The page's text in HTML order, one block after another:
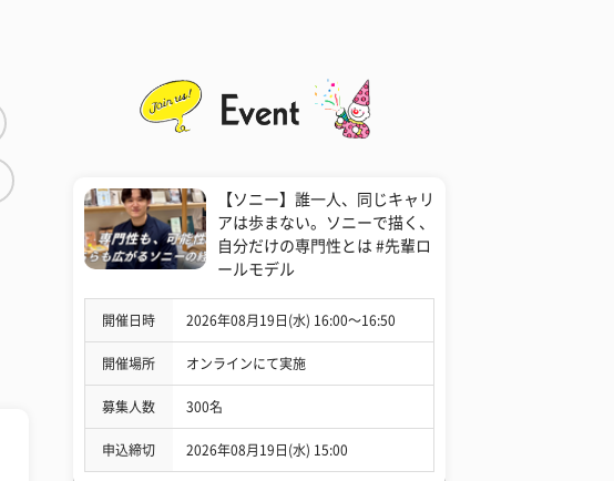
【ソニー】誰一人、同じキャリ
アは歩まない。ソニーで描く、
自分だけの専門性とは #先輩ロ
ールモデル
開催日時 2026年08月19日(水) 16:00〜16:50
開催場所 オンラインにて実施
募集人数 300名
申込締切 2026年08月19日(水) 15:00